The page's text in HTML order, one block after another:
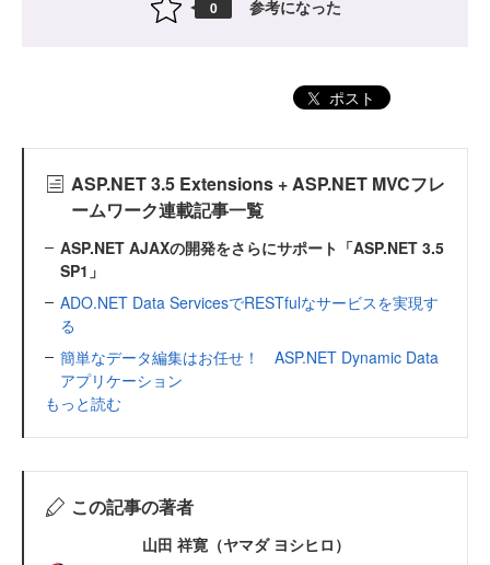
0 参考になった
ポスト
ASP.NET 3.5 Extensions + ASP.NET MVCフレ
ームワーク連載記事一覧
ASP.NET AJAXの開発をさらにサポート「ASP.NET 3.5
SP1」
ADO.NET Data ServicesでRESTfulなサービスを実現す
る
簡単なデータ編集はお任せ！ ASP.NET Dynamic Data
アプリケーション
もっと読む
この記事の著者
山田 祥寛（ヤマダ ヨシヒロ）